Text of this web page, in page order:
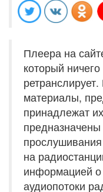
Плеера на
который
материалы,
принадлежат
на
информацией
аудиопотоки